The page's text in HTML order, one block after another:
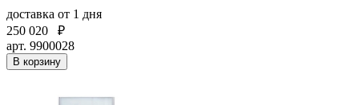
доставка от 1 дня
250 020
₽
арт. 9900028
В корзину